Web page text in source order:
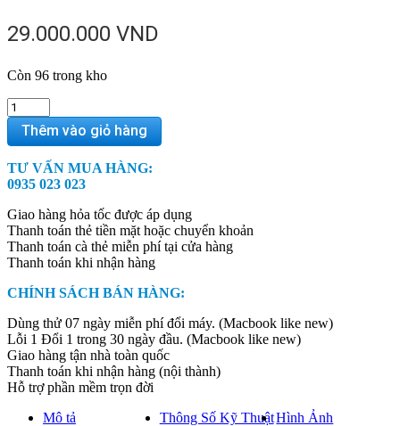
29.000.000 VND
Còn 96 trong kho
MacBook
Pro
2021
–
Pro/16GB/512GB)
-
99%
quantity
Thêm vào giỏ hàng
TƯ VẤN MUA HÀNG:
0935 023 023
Giao hàng hỏa tốc được áp dụng
Thanh toán thẻ tiền mặt hoặc chuyển khoản
Thanh toán cà thẻ miễn phí tại cửa hàng
Thanh toán khi nhận hàng
CHÍNH SÁCH BÁN HÀNG:
Dùng thử 07 ngày miễn phí đổi máy. (Macbook like new)
Lỗi 1 Đổi 1 trong 30 ngày đầu. (Macbook like new)
Giao hàng tận nhà toàn quốc
Thanh toán khi nhận hàng (nội thành)
Hỗ trợ phần mềm trọn đời
Mô tả
Thông Số Kỹ ThuậtHình Ảnh